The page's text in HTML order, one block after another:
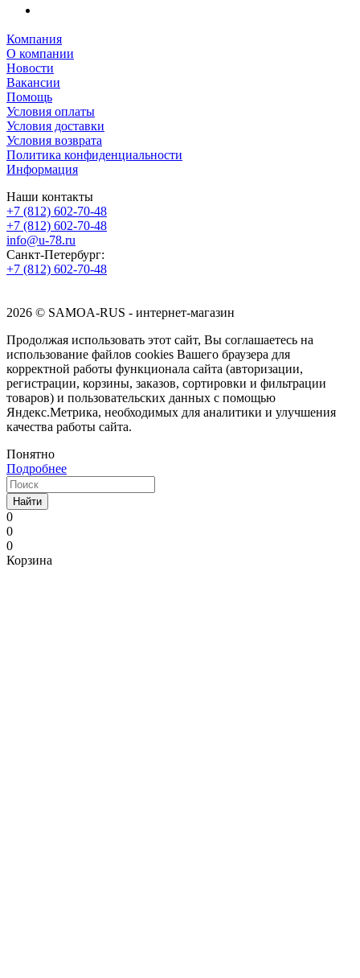
Компания
О компании
Новости
Вакансии
Помощь
Условия оплаты
Условия доставки
Условия возврата
Политика конфиденциальности
Информация
Наши контакты
+7 (812) 602-70-48
+7 (812) 602-70-48
info@u-78.ru
Санкт-Петербург:
+7 (812) 602-70-48
2026 © SAMOA-RUS - интернет-магазин
Продолжая использовать этот сайт, Вы соглашаетесь на
использование файлов cookies Вашего браузера для
корректной работы функционала сайта (авторизации,
регистрации, корзины, заказов, сортировки и фильтрации
товаров) и пользовательских данных с помощью
Яндекс.Метрика, необходимых для аналитики и улучшения
качества работы сайта.
Понятно
Подробнее
Найти
0
0
0
Корзина